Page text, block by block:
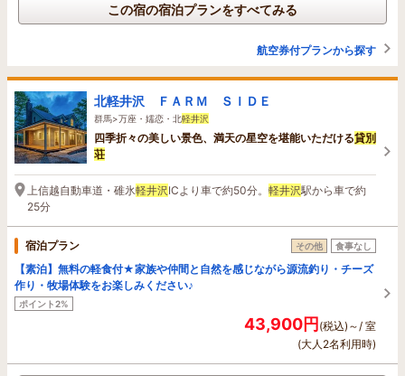
この宿の宿泊プランをすべてみる
航空券付プランから探す
北軽井沢 ＦＡＲＭ ＳＩＤＥ
群馬>万座・嬬恋・北軽井沢
四季折々の美しい景色、満天の星空を堪能いただける貸別
荘
上信越自動車道・碓氷軽井沢ICより車で約50分。 軽井沢駅から車で約
25分
宿泊プラン その他 食事なし
【素泊】無料の軽食付★家族や仲間と自然を感じながら源流釣り・チーズ
作り・牧場体験をお楽しみください♪
ポイント2%
43,900円(税込)～/ 室
(大人2名利用時)